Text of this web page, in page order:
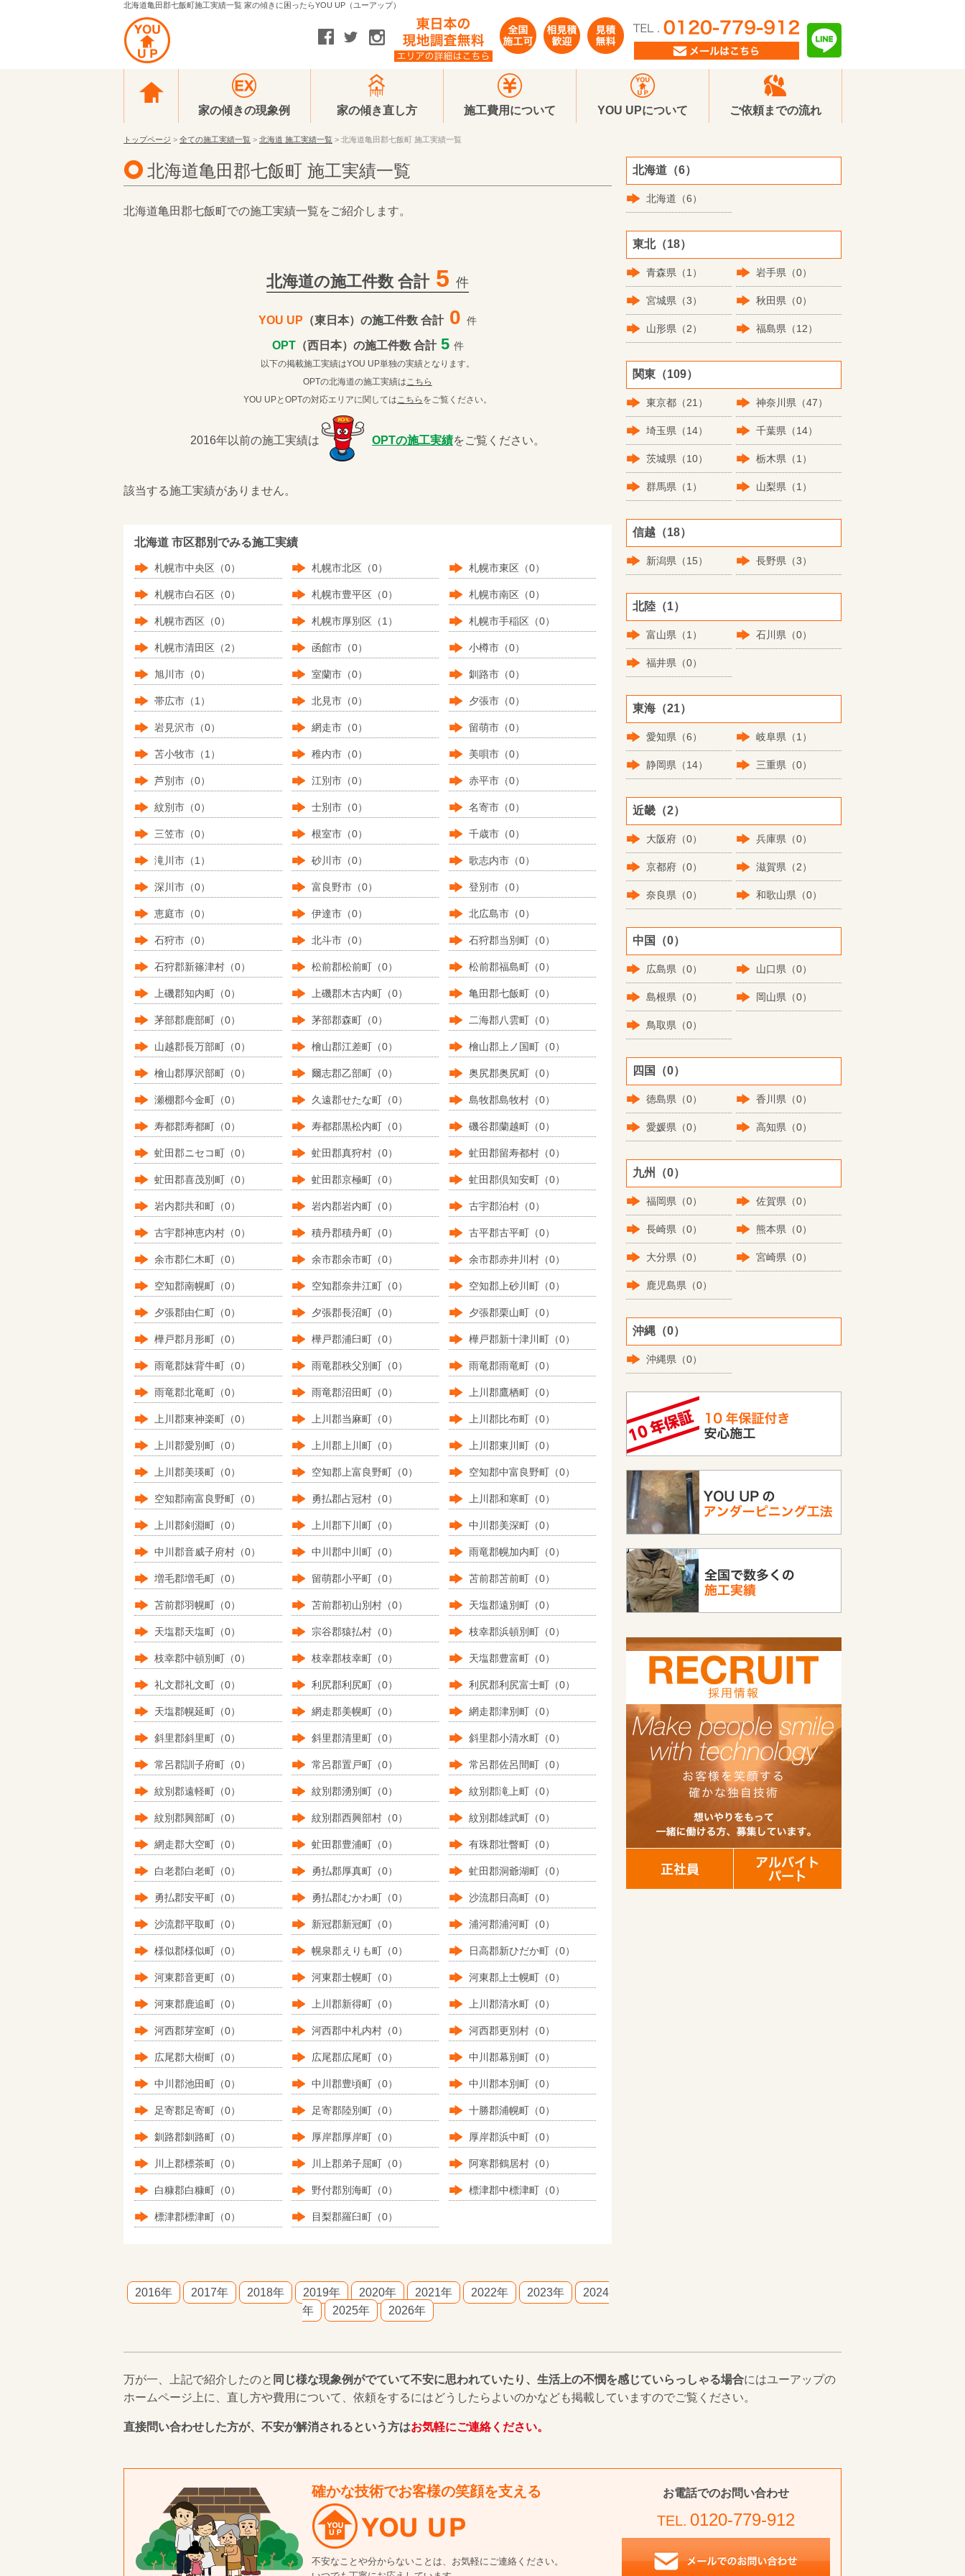
北海道亀田郡七飯町施工実績一覧 家の傾きに困ったらYOU UP（ユーアップ）
家の傾きの現象例 家の傾き直し方 施工費用について YOU UPについて ご依頼までの流れ
トップページ > 全ての施工実績一覧 > 北海道 施工実績一覧 > 北海道亀田郡七飯町 施工実績一覧
北海道亀田郡七飯町 施工実績一覧
北海道亀田郡七飯町での施工実績一覧をご紹介します。
北海道の施工件数 合計 5 件
YOU UP （東日本）の施工件数 合計 0 件
OPT（西日本）の施工件数 合計 5 件
以下の掲載施工実績はYOU UP単独の実績となります。
OPTの北海道の施工実績はこちら
YOU UPとOPTの対応エリアに関してはこちら をご覧ください。
2016年以前の施工実績は OPTの施工実績をご覧ください。
該当する施工実績がありません。
北海道 市区郡別でみる施工実績
札幌市中央区（0） 札幌市北区（0） 札幌市東区（0）
札幌市白石区（0） 札幌市豊平区（0） 札幌市南区（0）
札幌市西区（0） 札幌市厚別区（1） 札幌市手稲区（0）
札幌市清田区（2） 函館市（0） 小樽市（0）
旭川市（0） 室蘭市（0） 釧路市（0）
帯広市（1） 北見市（0） 夕張市（0）
岩見沢市（0） 網走市（0） 留萌市（0）
苫小牧市（1） 稚内市（0） 美唄市（0）
芦別市（0） 江別市（0） 赤平市（0）
紋別市（0） 士別市（0） 名寄市（0）
三笠市（0） 根室市（0） 千歳市（0）
滝川市（1） 砂川市（0） 歌志内市（0）
深川市（0） 富良野市（0） 登別市（0）
恵庭市（0） 伊達市（0） 北広島市（0）
石狩市（0） 北斗市（0） 石狩郡当別町（0）
石狩郡新篠津村（0） 松前郡松前町（0） 松前郡福島町（0）
上磯郡知内町（0） 上磯郡木古内町（0） 亀田郡七飯町（0）
茅部郡鹿部町（0） 茅部郡森町（0） 二海郡八雲町（0）
山越郡長万部町（0） 檜山郡江差町（0） 檜山郡上ノ国町（0）
檜山郡厚沢部町（0） 爾志郡乙部町（0） 奥尻郡奥尻町（0）
瀬棚郡今金町（0） 久遠郡せたな町（0） 島牧郡島牧村（0）
寿都郡寿都町（0） 寿都郡黒松内町（0） 磯谷郡蘭越町（0）
虻田郡ニセコ町（0） 虻田郡真狩村（0） 虻田郡留寿都村（0）
虻田郡喜茂別町（0） 虻田郡京極町（0） 虻田郡倶知安町（0）
岩内郡共和町（0） 岩内郡岩内町（0） 古宇郡泊村（0）
古宇郡神恵内村（0） 積丹郡積丹町（0） 古平郡古平町（0）
余市郡仁木町（0） 余市郡余市町（0） 余市郡赤井川村（0）
空知郡南幌町（0） 空知郡奈井江町（0） 空知郡上砂川町（0）
夕張郡由仁町（0） 夕張郡長沼町（0） 夕張郡栗山町（0）
樺戸郡月形町（0） 樺戸郡浦臼町（0） 樺戸郡新十津川町（0）
雨竜郡妹背牛町（0） 雨竜郡秩父別町（0） 雨竜郡雨竜町（0）
雨竜郡北竜町（0） 雨竜郡沼田町（0） 上川郡鷹栖町（0）
上川郡東神楽町（0） 上川郡当麻町（0） 上川郡比布町（0）
上川郡愛別町（0） 上川郡上川町（0） 上川郡東川町（0）
上川郡美瑛町（0） 空知郡上富良野町（0） 空知郡中富良野町（0）
空知郡南富良野町（0） 勇払郡占冠村（0） 上川郡和寒町（0）
上川郡剣淵町（0） 上川郡下川町（0） 中川郡美深町（0）
中川郡音威子府村（0） 中川郡中川町（0） 雨竜郡幌加内町（0）
増毛郡増毛町（0） 留萌郡小平町（0） 苫前郡苫前町（0）
苫前郡羽幌町（0） 苫前郡初山別村（0） 天塩郡遠別町（0）
天塩郡天塩町（0） 宗谷郡猿払村（0） 枝幸郡浜頓別町（0）
枝幸郡中頓別町（0） 枝幸郡枝幸町（0） 天塩郡豊富町（0）
礼文郡礼文町（0） 利尻郡利尻町（0） 利尻郡利尻富士町（0）
天塩郡幌延町（0） 網走郡美幌町（0） 網走郡津別町（0）
斜里郡斜里町（0） 斜里郡清里町（0） 斜里郡小清水町（0）
常呂郡訓子府町（0） 常呂郡置戸町（0） 常呂郡佐呂間町（0）
紋別郡遠軽町（0） 紋別郡湧別町（0） 紋別郡滝上町（0）
紋別郡興部町（0） 紋別郡西興部村（0） 紋別郡雄武町（0）
網走郡大空町（0） 虻田郡豊浦町（0） 有珠郡壮瞥町（0）
白老郡白老町（0） 勇払郡厚真町（0） 虻田郡洞爺湖町（0）
勇払郡安平町（0） 勇払郡むかわ町（0） 沙流郡日高町（0）
沙流郡平取町（0） 新冠郡新冠町（0） 浦河郡浦河町（0）
様似郡様似町（0） 幌泉郡えりも町（0） 日高郡新ひだか町（0）
河東郡音更町（0） 河東郡士幌町（0） 河東郡上士幌町（0）
河東郡鹿追町（0） 上川郡新得町（0） 上川郡清水町（0）
河西郡芽室町（0） 河西郡中札内村（0） 河西郡更別村（0）
広尾郡大樹町（0） 広尾郡広尾町（0） 中川郡幕別町（0）
中川郡池田町（0） 中川郡豊頃町（0） 中川郡本別町（0）
足寄郡足寄町（0） 足寄郡陸別町（0） 十勝郡浦幌町（0）
釧路郡釧路町（0） 厚岸郡厚岸町（0） 厚岸郡浜中町（0）
川上郡標茶町（0） 川上郡弟子屈町（0） 阿寒郡鶴居村（0）
白糠郡白糠町（0） 野付郡別海町（0） 標津郡中標津町（0）
標津郡標津町（0） 目梨郡羅臼町（0）
2016年 2017年 2018年 2019年 2020年 2021年 2022年 2023年
2024
年
2025年 2026年
北海道（6）
北海道（6）
東北（18）
青森県（1） 岩手県（0）
宮城県（3） 秋田県（0）
山形県（2） 福島県（12）
関東（109）
東京都（21） 神奈川県（47）
埼玉県（14） 千葉県（14）
茨城県（10） 栃木県（1）
群馬県（1） 山梨県（1）
信越（18）
新潟県（15） 長野県（3）
北陸（1）
富山県（1） 石川県（0）
福井県（0）
東海（21）
愛知県（6） 岐阜県（1）
静岡県（14） 三重県（0）
近畿（2）
大阪府（0） 兵庫県（0）
京都府（0） 滋賀県（2）
奈良県（0） 和歌山県（0）
中国（0）
広島県（0） 山口県（0）
島根県（0） 岡山県（0）
鳥取県（0）
四国（0）
徳島県（0） 香川県（0）
愛媛県（0） 高知県（0）
九州（0）
福岡県（0） 佐賀県（0）
長崎県（0） 熊本県（0）
大分県（0） 宮崎県（0）
鹿児島県（0）
沖縄（0）
沖縄県（0）
万が一、上記で紹介したのと 同じ様な現象例がでていて不安に思われていたり、生活上の不憫を感じていらっしゃる場合にはユーアップの
ホームページ上に、直し方や費用について、依頼をするにはどうしたらよいのかなども掲載していますのでご覧ください。
直接問い合わせした方が、不安が解消されるという方はお気軽にご連絡ください。
確かな技術でお客様の笑顔を支える
不安なことや分からないことは、お気軽にご連絡ください。
お電話でのお問い合わせ
TEL. 0120-779-912